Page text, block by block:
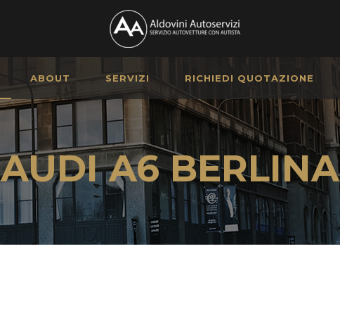
ABOUT SERVIZI RICHIEDI QUOTAZIONE
AUDI A6 BERLINA